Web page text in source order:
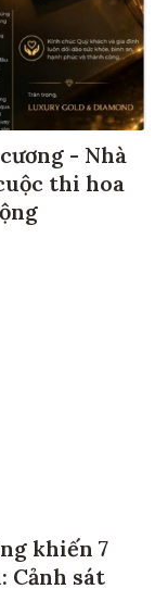
- Nhà
thi hoa
khiến 7
Cảnh sát